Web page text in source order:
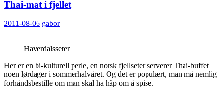
Thai-mat i fjellet
2011-08-06 gabor
Haverdalsseter
Her er en bi-kulturell perle, en norsk fjellseter serverer Thai-buffet
noen lørdager i sommerhalvåret. Og det er populært, man må nemlig
forhåndsbestille om man skal ha håp om å spise.